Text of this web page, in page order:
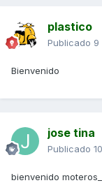
plastico
Publicado 9
Bienvenido
jose tina
Publicado
bienvenido moteros_